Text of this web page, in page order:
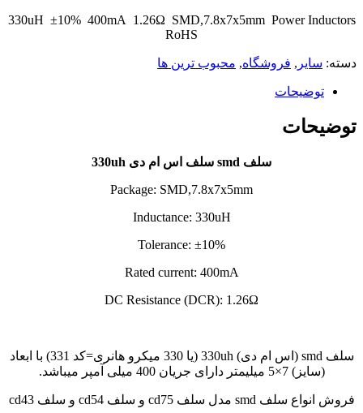
330uH ±10% 400mA 1.26Ω SMD,7.8x7x5mm Power Inductors
RoHS
دسته: سایر , فروشگاه, محبوب ترین ها
توضیحات
توضیحات
سلف smd سلف اس ام دی 330uh
Package: SMD,7.8x7x5mm
Inductance: 330uH
Tolerance: ±10%
Rated current: 400mA
DC Resistance (DCR): 1.26Ω
سلف smd (اس ام دی) 330uh (یا 330 میکرو هانری=کد 331) با ابعاد
(سایز) 7×5 میلیمتر دارای جریان 400 میلی آمپر میباشد.
فروش انواع سلف smd مدل سلف cd75 و سلف cd54 و سلف cd43